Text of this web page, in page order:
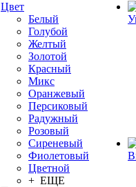
Цвет
Белый
Голубой
Желтый
Золотой
Красный
Микс
Оранжевый
Персиковый
Радужный
Розовый
Сиреневый
Фиолетовый
Цветной
+ ЕЩЕ